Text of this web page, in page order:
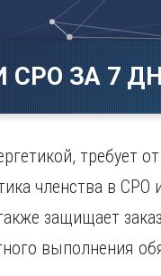
Саратов
Севастополь
СмоленскЗА 7
требует
членства в СРО
защищает
выполнения